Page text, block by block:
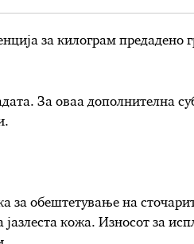
за килограм предадено
За оваа дополнителна
за обештетување на
кожа. Износот за